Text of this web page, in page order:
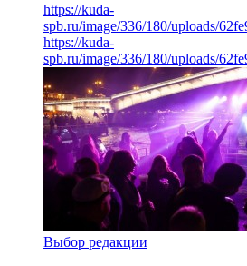
https://kuda-
spb.ru/image/336/180/uploads/
https://kuda-
spb.ru/image/336/180/uploads/
Выбор редакции